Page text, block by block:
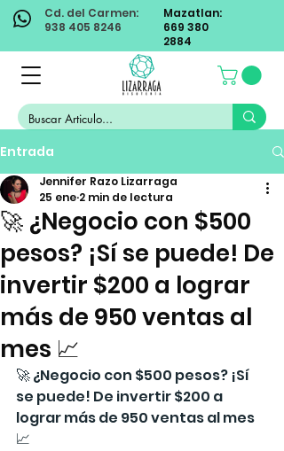
Cd. del Carmen:
938 405 8246
Mazatlan:
669 380
2884
Entrada
🚀 ¿Negocio con $500
pesos? ¡Sí se puede! De
invertir $200 a lograr
más de 950 ventas al
mes 📈
Jennifer Razo Lizarraga
25 ene 2 min de lectura
🚀 ¿Negocio con $500 pesos? ¡Sí
se puede! De invertir $200 a
lograr más de 950 ventas al mes
📈